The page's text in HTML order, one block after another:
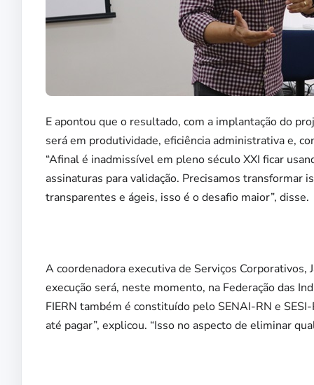
E apontou que o resultado, com a implantação do
será em produtividade, eficiência administrativa e,
“Afinal é inadmissível em pleno século XXI ficar
assinaturas para validação. Precisamos transformar
transparentes e ágeis, isso é o desafio maior”, disse.
A coordenadora executiva de Serviços
execução será, neste momento, na Federação das
FIERN também é constituído pelo SENAI-RN e
até pagar”, explicou. “Isso no aspecto de eliminar